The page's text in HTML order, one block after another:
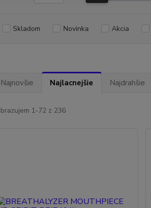
Skladom Novinka Akcia
Najnovšie Najlacnejšie Najdrahšie
1-72 z 236